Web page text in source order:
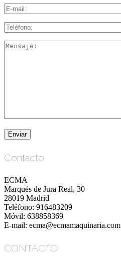
Contacto
ECMA
Marqués de Jura Real, 30
28019 Madrid
Teléfono: 916483209
Móvil: 638858369
E-mail: ecma@ecmamaquinaria.com
CONTACTO